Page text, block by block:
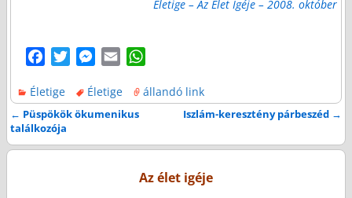
Életige – Az Élet Igéje – 2008. október
c
e
b
o
t
e
M
s
s
n
a
i
a
A
p
p
Életige Életige állandó link
Bejegyzés navigáció
← Püspökök ökumenikus
találkozója
Iszlám-keresztény párbeszéd →
Az élet igéje